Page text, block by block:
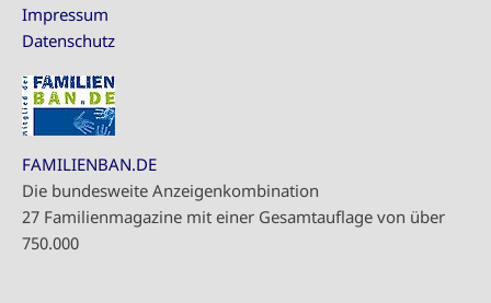
Impressum
Datenschutz
FAMILIENBAN.DE
Die bundesweite Anzeigenkombination
27 Familienmagazine mit einer Gesamtauflage von über
750.000